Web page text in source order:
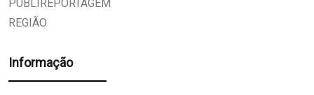
PUBLIREPORTAGEM
REGIÃO
Informação